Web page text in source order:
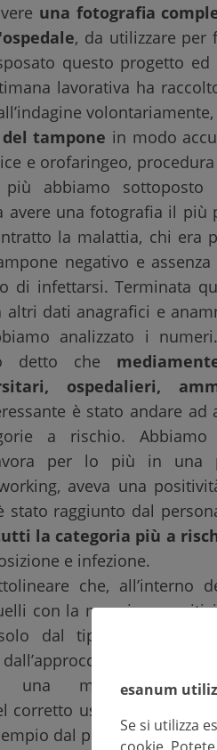
esanum
Se si utilizza
una fotografia
, da utilizzare per
questo progetto
lavorativa ha
tampone in modo
e orofaringeo,
abbiamo
avere una fotografia il più
la malattia, chi era
negativo e
di infettarsi. Terminata
altri dati anagrafici e
analizzato i
detto che
ospedalieri,
è stato andare ad
a rischio.
per lo più in una
aveva una
stato raggiunto dal
la categoria più a
e infezione.
che, all’interno
con la maggiore
dal tipo di lavoro,
al paziente.
maggiore
corretto uso dei DPI. Da
dal personale